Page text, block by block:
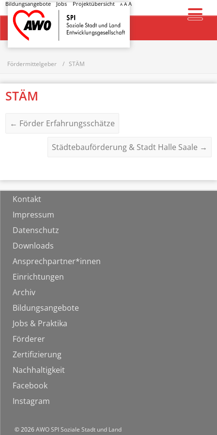
Bildungsangebote Jobs Projektübersicht A AA
Startseite
Fördermittelgeber STÄM
STÄM
← Förder Erfahrungsschätze
Städtebauförderung & Stadt Halle Saale →
Kontakt
Impressum
Datenschutz
Downloads
Ansprechpartner*innen
Einrichtungen
Archiv
Bildungsangebote
Jobs & Praktika
Förderer
Zertifizierung
Nachhaltigkeit
Facebook
Instagram
© 2026AWO SPI Soziale Stadt und Land